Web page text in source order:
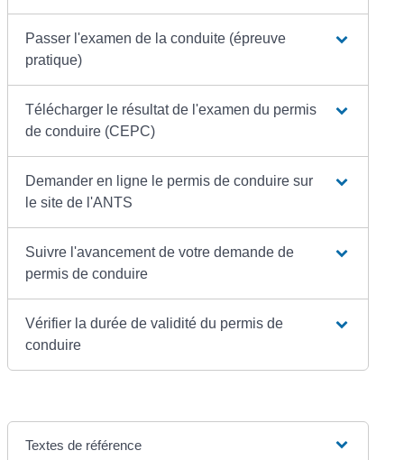
Passer l'examen de la conduite (épreuve
pratique)
Télécharger le résultat de l'examen du permis
de conduire (CEPC)
Demander en ligne le permis de conduire sur
le site de l'ANTS
Suivre l'avancement de votre demande de
permis de conduire
Vérifier la durée de validité du permis de
conduire
Textes de référence